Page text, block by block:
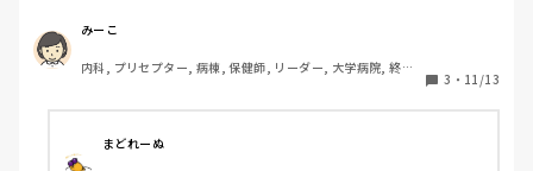
は40歳を越えると5年に一度)
インフルエンザなどのワクチンは職場で無償で受けることが
できていました。
どのような感じなのかを知りたいです！
みーこ
内科, プリセプター, 病棟, 保健師, リーダー, 大学病院, 終末
3 ・ 11/13
まどれーぬ